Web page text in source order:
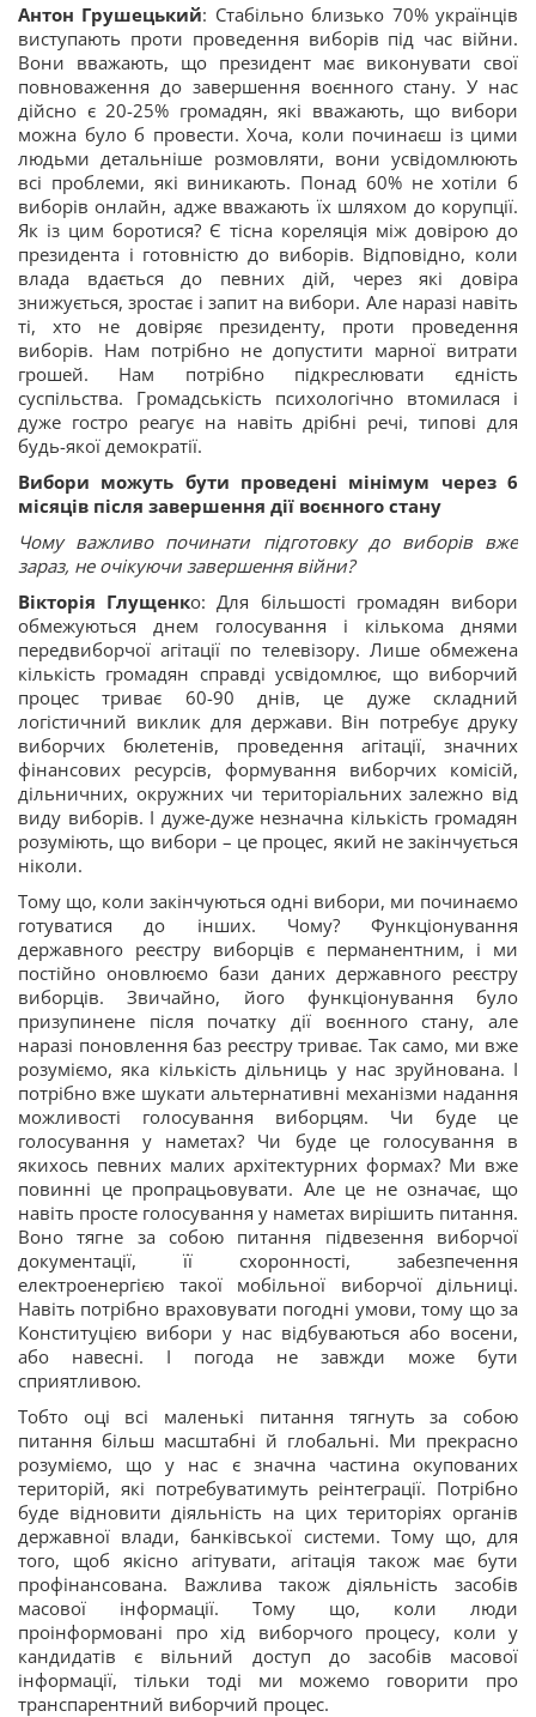
Антон Грушецький: Стабільно близько 70% українців
виступають проти проведення виборів під час війни.
Вони вважають, що президент має виконувати свої
повноваження до завершення воєнного стану. У нас
дійсно є 20-25% громадян, які вважають, що вибори
можна було б провести. Хоча, коли починаєш із цими
людьми детальніше розмовляти, вони усвідомлюють
всі проблеми, які виникають. Понад 60% не хотіли б
виборів онлайн, адже вважають їх шляхом до корупції.
Як із цим боротися? Є тісна кореляція між довірою до
президента і готовністю до виборів. Відповідно, коли
влада вдається до певних дій, через які довіра
знижується, зростає і запит на вибори. Але наразі навіть
ті, хто не довіряє президенту, проти проведення
виборів. Нам потрібно не допустити марної витрати
грошей. Нам потрібно підкреслювати єдність
суспільства. Громадськість психологічно втомилася і
дуже гостро реагує на навіть дрібні речі, типові для
будь-якої демократії.
Вибори можуть бути проведені мінімум через 6
місяців після завершення дії воєнного стану
Чому важливо починати підготовку до виборів вже
зараз, не очікуючи завершення війни?
Вікторія Глущенко: Для більшості громадян вибори
обмежуються днем голосування і кількома днями
передвиборчої агітації по телевізору. Лише обмежена
кількість громадян справді усвідомлює, що виборчий
процес триває 60-90 днів, це дуже складний
логістичний виклик для держави. Він потребує друку
виборчих бюлетенів, проведення агітації, значних
фінансових ресурсів, формування виборчих комісій,
дільничних, окружних чи територіальних залежно від
виду виборів. І дуже-дуже незначна кількість громадян
розуміють, що вибори – це процес, який не закінчується
ніколи.
Тому що, коли закінчуються одні вибори, ми починаємо
готуватися до інших. Чому? Функціонування
державного реєстру виборців є перманентним, і ми
постійно оновлюємо бази даних державного реєстру
виборців. Звичайно, його функціонування було
призупинене після початку дії воєнного стану, але
наразі поновлення баз реєстру триває. Так само, ми вже
розуміємо, яка кількість дільниць у нас зруйнована. І
потрібно вже шукати альтернативні механізми надання
можливості голосування виборцям. Чи буде це
голосування у наметах? Чи буде це голосування в
якихось певних малих архітектурних формах? Ми вже
повинні це пропрацьовувати. Але це не означає, що
навіть просте голосування у наметах вирішить питання.
Воно тягне за собою питання підвезення виборчої
документації, її схоронності, забезпечення
електроенергією такої мобільної виборчої дільниці.
Навіть потрібно враховувати погодні умови, тому що за
Конституцією вибори у нас відбуваються або восени,
або навесні. І погода не завжди може бути
сприятливою.
Тобто оці всі маленькі питання тягнуть за собою
питання більш масштабні й глобальні. Ми прекрасно
розуміємо, що у нас є значна частина окупованих
територій, які потребуватимуть реінтеграції. Потрібно
буде відновити діяльність на цих територіях органів
державної влади, банківської системи. Тому що, для
того, щоб якісно агітувати, агітація також має бути
профінансована. Важлива також діяльність засобів
масової інформації. Тому що, коли люди
проінформовані про хід виборчого процесу, коли у
кандидатів є вільний доступ до засобів масової
інформації, тільки тоді ми можемо говорити про
транспарентний виборчий процес.